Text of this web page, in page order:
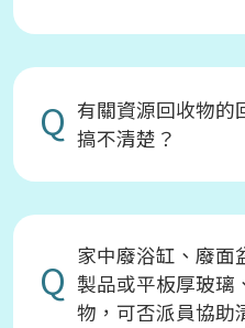
Q 有關資源回收物的
搞不清楚？
Q 家中廢浴缸、廢面
製品或平板厚玻璃
物，可否派員協助